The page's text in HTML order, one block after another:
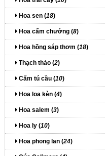
Hoa sen (18)
Hoa cẩm chướng (8)
Hoa hồng sáp thơm (18)
Thạch thảo (2)
Cấm tú cầu (10)
Hoa loa kèn (4)
Hoa salem (3)
Hoa ly (10)
Hoa phong lan (24)